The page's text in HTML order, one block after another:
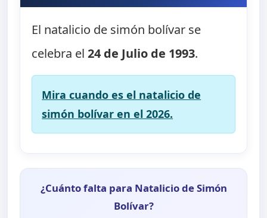
El natalicio de simón bolívar se
celebra el24 de Julio de 1993.
Mira cuando es el natalicio de
simón bolívar en el 2026.
¿Cuánto falta para Natalicio de Simón
Bolívar?